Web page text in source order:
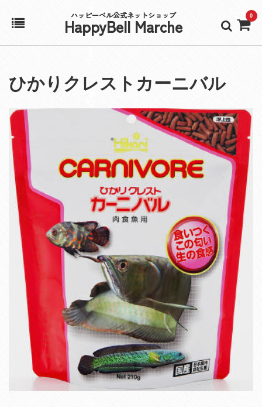
ハッピーベル公式ネットショップ
HappyBell Marche 0
アカウント
カート
ひかりクレストカーニバル